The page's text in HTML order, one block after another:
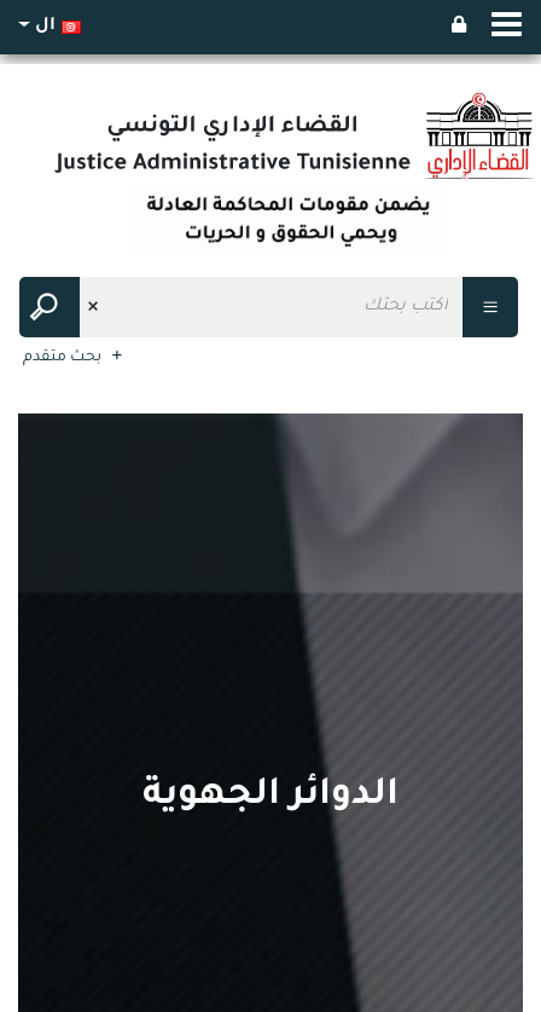
ال
بحث متقدم
الدوائر الجهوية